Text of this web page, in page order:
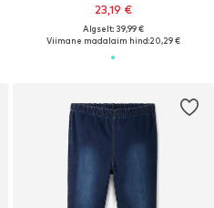
23,19 €
Algselt: 39,99 €
Viimane madalaim hind:20,29 €